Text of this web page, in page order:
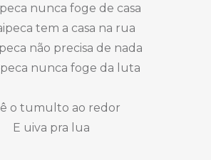
nunca foge de casa
tem a casa na rua
não precisa de nada
nunca foge da luta
o tumulto ao redor
E uiva pra lua